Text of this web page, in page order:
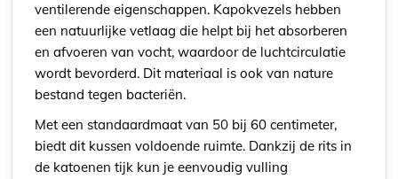
ventilerende eigenschappen. Kapokvezels hebben
een natuurlijke vetlaag die helpt bij het absorberen
en afvoeren van vocht, waardoor de luchtcirculatie
wordt bevorderd. Dit materiaal is ook van nature
bestand tegen bacteriën.
Met een standaardmaat van 50 bij 60 centimeter,
biedt dit kussen voldoende ruimte. Dankzij de rits in
de katoenen tijk kun je eenvoudig vulling